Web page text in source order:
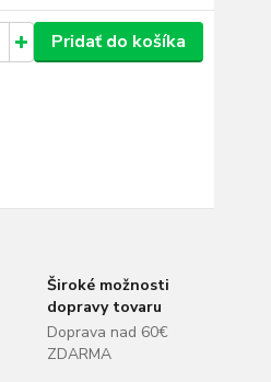
Pridať do košíka
Široké možnosti
dopravy tovaru
Doprava nad 60€
ZDARMA